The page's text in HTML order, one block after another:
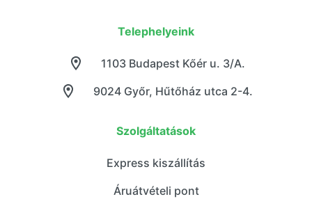
Telephelyeink
9024 Győr, Hűtőház utca 2-4.
1103 Budapest Kőér u. 3/A.
Szolgáltatások
Express kiszállítás
Áruátvételi pont